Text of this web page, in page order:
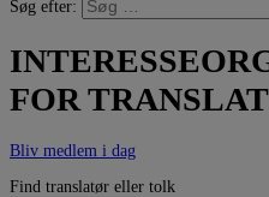
Søg efter:
FOR
Bliv medlem i dag
Find translatør eller tolk